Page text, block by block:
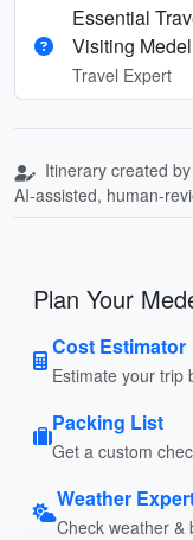
Essential
Visiting
Travel Expert
Itinerary created by
AI-assisted, human-
Plan Your
Cost Estimator
Estimate your trip
Packing List
Get a custom
Weather
Check weather &